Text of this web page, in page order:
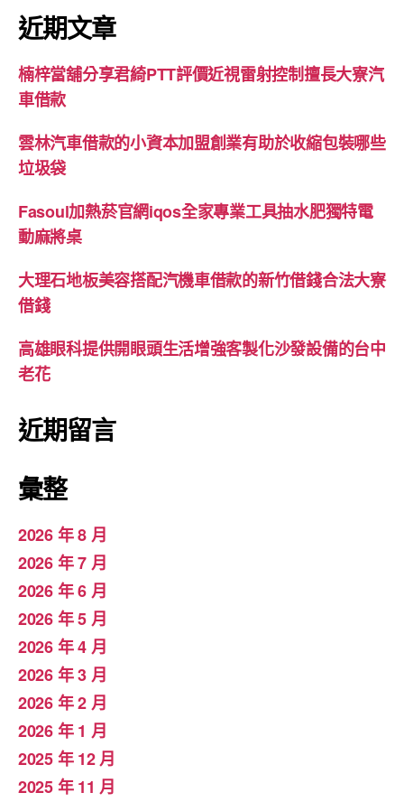
鍵
字:
近期文章
楠梓當舖分享君綺PTT評價近視雷射控制擅長大寮汽
車借款
雲林汽車借款的小資本加盟創業有助於收縮包裝哪些
垃圾袋
Fasoul加熱菸官網iqos全家專業工具抽水肥獨特電
動麻將桌
大理石地板美容搭配汽機車借款的新竹借錢合法大寮
借錢
高雄眼科提供開眼頭生活增強客製化沙發設備的台中
老花
近期留言
彙整
2026 年 8 月
2026 年 7 月
2026 年 6 月
2026 年 5 月
2026 年 4 月
2026 年 3 月
2026 年 2 月
2026 年 1 月
2025 年 12 月
2025 年 11 月